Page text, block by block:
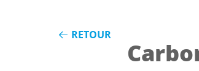
RETOUR